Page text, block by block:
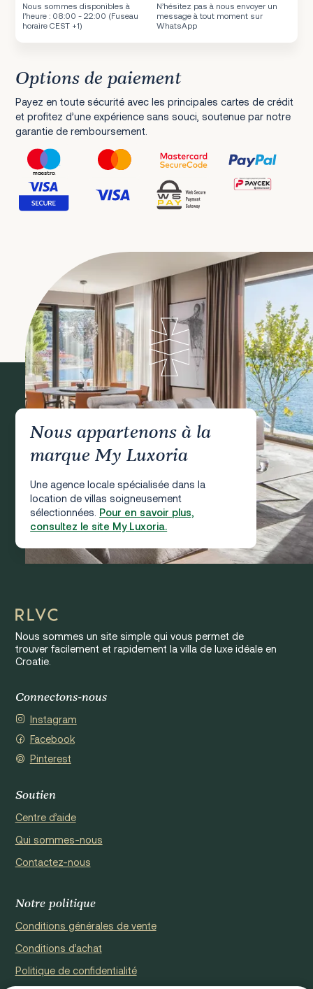
Nous sommes disponibles à
l’heure : 08:00 - 22:00 (Fuseau
horaire CEST +1)
N’hésitez pas à nous envoyer un
message à tout moment sur
WhatsApp
Options de paiement
Payez en toute sécurité avec les principales cartes de crédit
et profitez d’une expérience sans souci, soutenue par notre
garantie de remboursement.
Nous appartenons à la
marque My Luxoria
Une agence locale spécialisée dans la
location de villas soigneusement
sélectionnées. Pour en savoir plus,
consultez le site My Luxoria.
Nous sommes un site simple qui vous permet de
trouver facilement et rapidement la villa de luxe idéale en
Croatie.
Connectons-nous
Instagram
Facebook
Pinterest
Soutien
Centre d’aide
Qui sommes-nous
Contactez-nous
Notre politique
Conditions générales de vente
Conditions d’achat
Politique de confidentialité